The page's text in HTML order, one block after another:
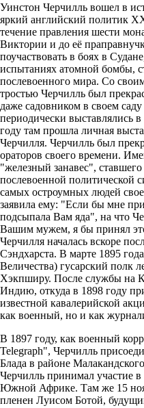
Уинстон Черчилль вошел в
яркий английский политик
течение правления шести
Виктории и до её
поучаствовать в боях в
испытаниях атомной бомбы,
послевоенного мира. Со
тростью Черчилль был
даже садовником в своем
периодически выставлялись
году там прошла личная
Черчилля. Черчилль был
ораторов своего времени.
"железный занавес",
послевоенной политической
самых остроумных людей
заявила ему: "Если бы мне
подсыпала Вам яда", на что
Вашим мужем, я бы принял
Черчилля началась вскоре
Сэндхарста. В марте 1895
Величества) гусарский полк
Хэкпширу. После службы на
Индию, откуда в 1898 году
известной кавалерийской
как военный, но и как
В 1897 году, как военный
Telegraph", Черчилль
Блада в районе
Черчилль принимал участие
Южной Африке. Там же 15
пленен Луисом Ботой,